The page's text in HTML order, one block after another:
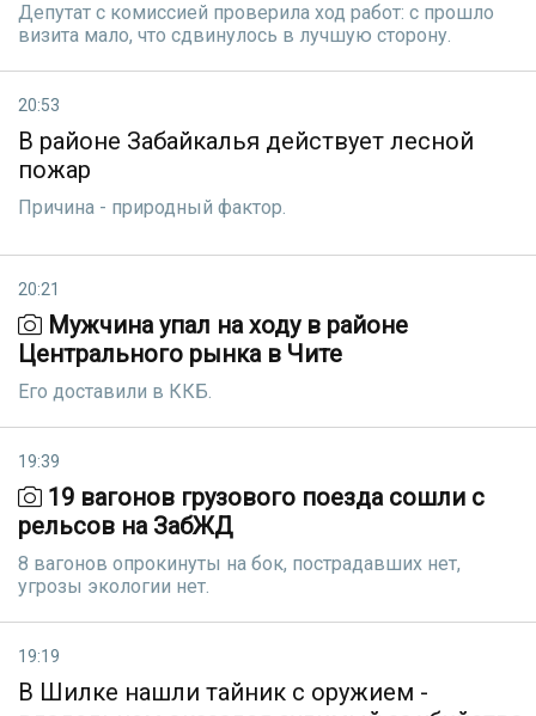
Депутат с комиссией проверила ход работ: с прошло
визита мало, что сдвинулось в лучшую сторону.
20:53
В районе Забайкалья действует лесной
пожар
Причина - природный фактор.
20:21
Мужчина упал на ходу в районе
Центрального рынка в Чите
Его доставили в ККБ.
19:39
19 вагонов грузового поезда сошли с
рельсов на ЗабЖД
8 вагонов опрокинуты на бок, пострадавших нет,
угрозы экологии нет.
19:19
В Шилке нашли тайник с оружием -